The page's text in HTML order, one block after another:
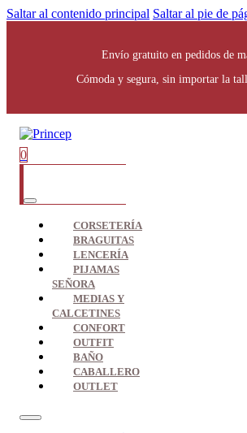
Saltar al contenido principal Saltar al pie de
Envío gratuito en pedidos de
Cómoda y segura, sin importar la
0
CORSETERÍA
BRAGUITAS
LENCERÍA
PIJAMAS
SEÑORA
MEDIAS Y
CALCETINES
CONFORT
OUTFIT
BAÑO
CABALLERO
OUTLET